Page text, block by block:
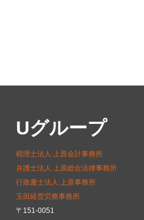
Uグループ
税理士法人 上原会計事務所
弁護士法人 上原総合法律事務所
行政書士法人 上原事務所
玉田経営労務事務所
〒151-0051